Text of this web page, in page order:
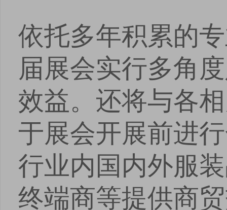
依托多年积累的
届展会实行多角
效益。还将与各
于展会开展前进
行业内国内外服
终端商等提供商
点击
安卓版下载
点击
iOS版下载